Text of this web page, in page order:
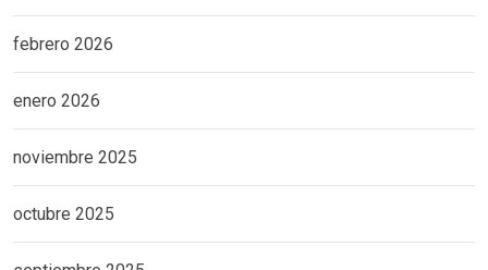
febrero 2026
enero 2026
noviembre 2025
octubre 2025